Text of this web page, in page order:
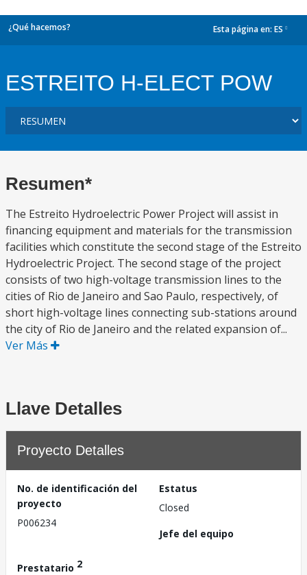
¿Qué hacemos? Esta página en: ES
ESTREITO H-ELECT POW
Resumen*
The Estreito Hydroelectric Power Project will assist in
financing equipment and materials for the transmission
facilities which constitute the second stage of the Estreito
Hydroelectric Project. The second stage of the project
consists of two high-voltage transmission lines to the
cities of Rio de Janeiro and Sao Paulo, respectively, of
short high-voltage lines connecting sub-stations around
the city of Rio de Janeiro and the related expansion of...
Ver Más
Llave Detalles
Proyecto Detalles
No. de identificación del
proyecto
P006234
Estatus
Closed
Jefe del equipo
Prestatario 2